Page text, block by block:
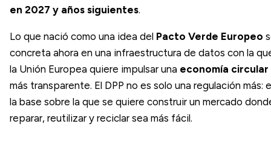
en 2027 y años siguientes.
Lo que nació como una idea del Pacto Verde Europeo
concreta ahora en una infraestructura de datos con la
la Unión Europea quiere impulsar una economía circular
más transparente. El DPP no es solo una regulación más:
la base sobre la que se quiere construir un mercado
reparar, reutilizar y reciclar sea más fácil.